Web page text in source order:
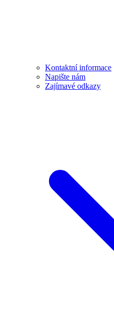
Kontaktní informace
Napište nám
Zajímavé odkazy